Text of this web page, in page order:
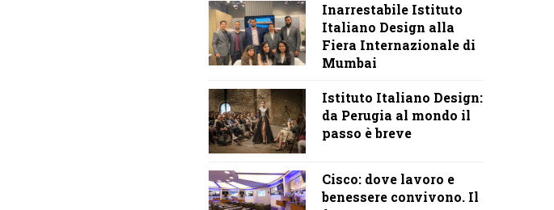
Inarrestabile Istituto
Italiano Design alla
Fiera Internazionale di
Mumbai
Istituto Italiano Design:
da Perugia al mondo il
passo è breve
Cisco: dove lavoro e
benessere convivono. Il